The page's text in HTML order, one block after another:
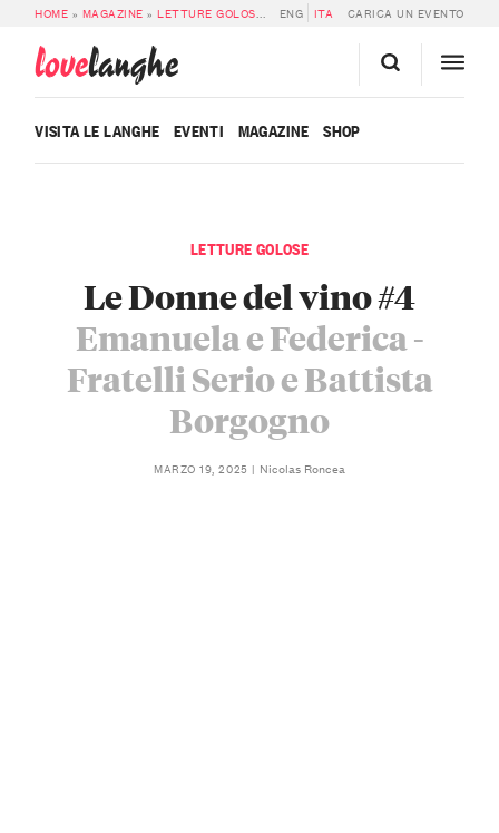
HOME » MAGAZINE »LETTURE GOLOSE » LE DONNE DEL VINO #4 EMANUELA E
ENG ITA CARICA UN EVENTO
lovelanghe
VISITA LE LANGHE EVENTI MAGAZINE SHOP
LETTURE GOLOSE
Le Donne del vino #4
Emanuela e Federica -
Fratelli Serio e Battista
Borgogno
MARZO 19, 2025 Nicolas Roncea